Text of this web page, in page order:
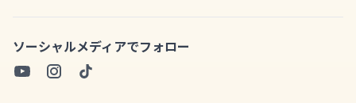
ソーシャルメディアでフォロー